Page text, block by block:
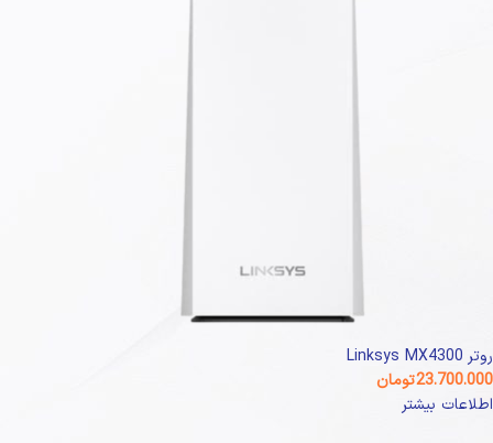
روتر Linksys MX4300
23.700.000تومان
اطلاعات بیشتر